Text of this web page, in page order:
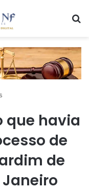
que havia
de
de
Janeiro